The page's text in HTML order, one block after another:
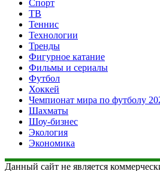
Спорт
ТВ
Теннис
Технологии
Тренды
Фигурное катание
Фильмы и сериалы
Футбол
Хоккей
Чемпионат мира по футболу
Шахматы
Шоу-бизнес
Экология
Экономика
Данный сайт не является